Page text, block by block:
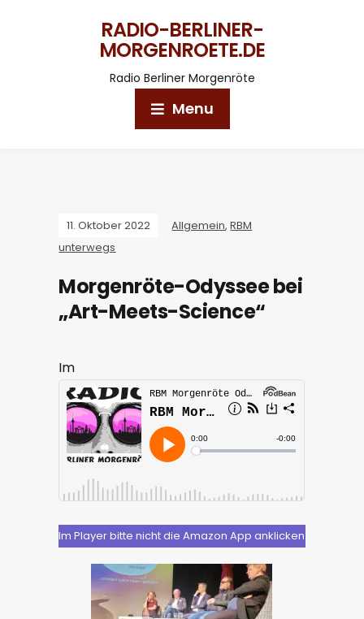
RADIO-BERLINER-
MORGENROETE.DE
Radio Berliner Morgenröte
Menu
11. Oktober 2022 Allgemein,RBM
unterwegs
Morgenröte-Odyssee bei
„Art-Meets-Science“
Im
Im Player bitte nicht die Amazon App anklicken